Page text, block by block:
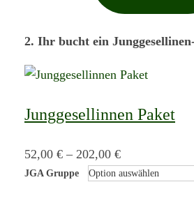
2. Ihr bucht ein
Junggesellinnen Paket
52,00 € – 202,00 €
JGA Gruppe